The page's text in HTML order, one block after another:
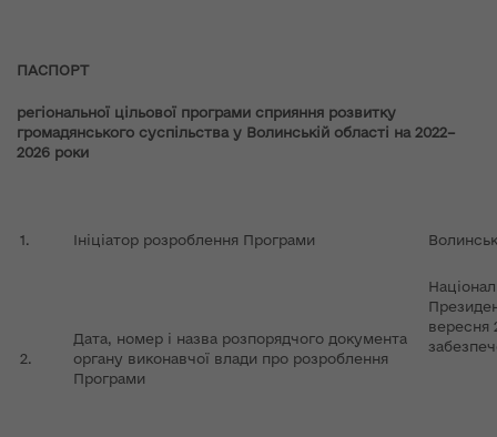
ПАСПОРТ
регіональної цільової програми сприяння розвитку
громадянського суспільства у Волинській області на 2022–
2026 роки
1. Ініціатор розроблення Програми
2.
Дата, номер і назва розпорядчого документа
органу виконавчої влади про розроблення
Програми
вересня